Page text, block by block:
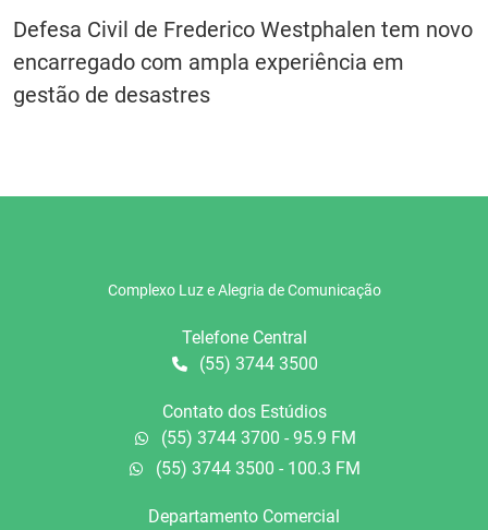
Defesa Civil de Frederico Westphalen tem novo
encarregado com ampla experiência em
gestão de desastres
Complexo Luz e Alegria de Comunicação
Telefone Central
(55) 3744 3500
Contato dos Estúdios
(55) 3744 3700 - 95.9 FM
(55) 3744 3500 - 100.3 FM
Departamento Comercial